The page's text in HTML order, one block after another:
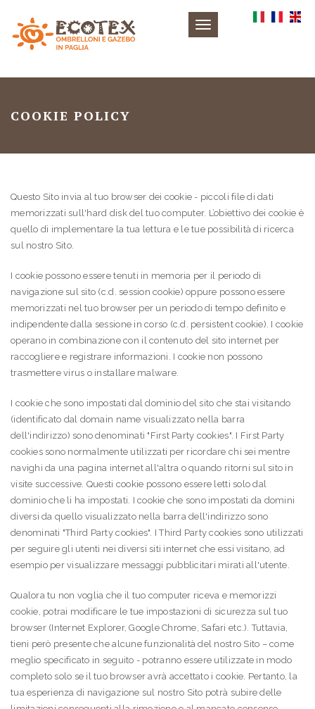
Toggle
COOKIE POLICY
Questo Sito invia al tuo browser dei cookie - piccoli file di dati
memorizzati sull'hard disk del tuo computer. L’obiettivo dei cookie è
quello di implementare la tua lettura e le tue possibilità di ricerca
sul nostro Sito.
I cookie possono essere tenuti in memoria per il periodo di
navigazione sul sito (c.d. session cookie) oppure possono essere
memorizzati nel tuo browser per un periodo di tempo definito e
indipendente dalla sessione in corso (c.d. persistent cookie). I cookie
operano in combinazione con il contenuto del sito internet per
raccogliere e registrare informazioni. I cookie non possono
trasmettere virus o installare malware.
I cookie che sono impostati dal dominio del sito che stai visitando
(identificato dal domain name visualizzato nella barra
dell'indirizzo) sono denominati "First Party cookies". I First Party
cookies sono normalmente utilizzati per ricordare chi sei mentre
navighi da una pagina internet all'altra o quando ritorni sul sito in
visite successive. Questi cookie possono essere letti solo dal
dominio che li ha impostati. I cookie che sono impostati da domini
diversi da quello visualizzato nella barra dell'indirizzo sono
denominati "Third Party cookies". I Third Party cookies sono utilizzati
per seguire gli utenti nei diversi siti internet che essi visitano, ad
esempio per visualizzare messaggi pubblicitari mirati all'utente.
Qualora tu non voglia che il tuo computer riceva e memorizzi
cookie, potrai modificare le tue impostazioni di sicurezza sul tuo
browser (Internet Explorer, Google Chrome, Safari etc.). Tuttavia,
tieni però presente che alcune funzionalità del nostro Sito – come
meglio specificato in seguito - potranno essere utilizzate in modo
completo solo se il tuo browser avrà accettato i cookie. Pertanto, la
tua esperienza di navigazione sul nostro Sito potrà subire delle